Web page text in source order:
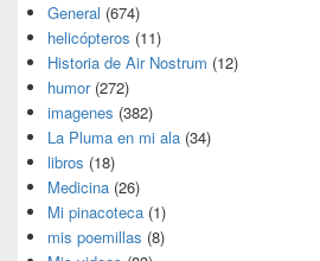
General (674)
helicópteros (11)
Historia de Air Nostrum (12)
humor(272)
imagenes (382)
La Pluma en mi ala (34)
libros (18)
Medicina (26)
Mi pinacoteca (1)
mis poemillas (8)